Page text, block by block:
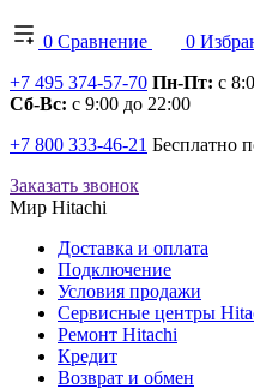
0 Сравнение 0
+7 495 374-57-70 Пн-Пт: с
Сб-Вс: с 9:00 до 22:00
+7 800 333-46-21 Бесплатно
Заказать звонок
Мир Hitachi
Доставка и оплата
Подключение
Условия продажи
Сервисные центры
Ремонт Hitachi
Кредит
Возврат и обмен